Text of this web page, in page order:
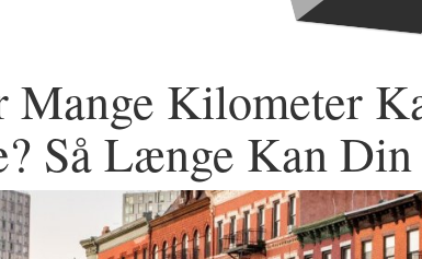
Mange Kilometer
Så Længe Kan